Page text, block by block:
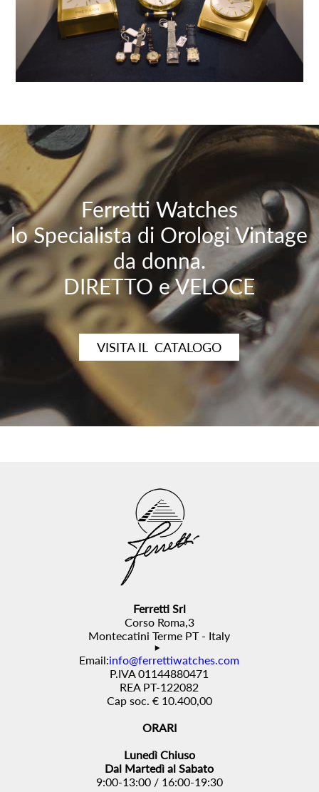
Ferretti Watches
lo Specialista di Orologi Vintage
da donna.
DIRETTO e VELOCE
VISITA IL CATALOGO
Ferretti Srl
Corso Roma,3
Montecatini Terme PT - Italy
Email:info@ferrettiwatches.com
P.IVA 01144880471
REA PT-122082
Cap soc. € 10.400,00
ORARI
Lunedì Chiuso
Dal Martedì al Sabato
9:00-13:00 / 16:00-19:30